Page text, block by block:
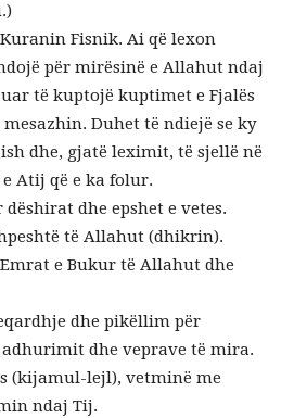
Fisnik. Ai që lexon
për mirësinë e Allahut ndaj
të kuptojë kuptimet e Fjalës
Duhet të ndiejë se ky
dhe, gjatë leximit, të sjellë në
Atij që e ka folur.
dhe epshet e vetes.
të Allahut (dhikrin).
e Bukur të Allahut dhe
dhe pikëllim për
dhe veprave të mira.
(kijamul-lejl), vetminë me
ndaj Tij.